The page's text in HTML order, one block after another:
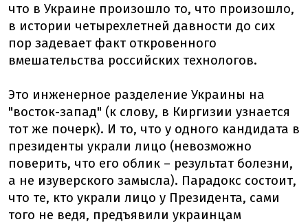
что в Украине произошло то, что произошло,
в истории четырехлетней давности до сих
пор задевает факт откровенного
вмешательства российских технологов.
Это инженерное разделение Украины на
"восток-запад" (к слову, в Киргизии узнается
тот же почерк). И то, что у одного кандидата в
президенты украли лицо (невозможно
поверить, что его облик – результат болезни,
а не изуверского замысла). Парадокс состоит,
что те, кто украли лицо у Президента, сами
того не ведя, предъявили украинцам